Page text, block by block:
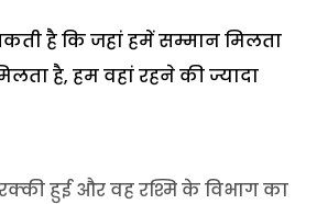
है कि जहां हमें सम्मान मिलता
है, हम वहां रहने की ज्यादा
हुई और वह रश्मि के विभाग का